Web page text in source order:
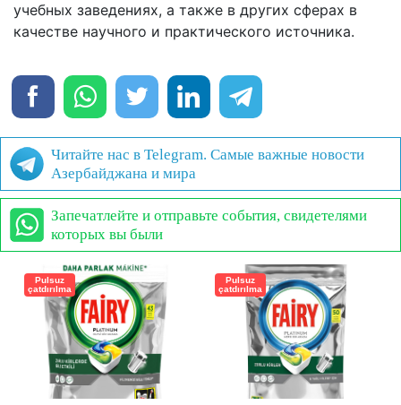
учебных заведениях, а также в других сферах в
качестве научного и практического источника.
Читайте нас в Telegram. Самые важные новости
Азербайджана и мира
Запечатлейте и отправьте события, свидетелями
которых вы были